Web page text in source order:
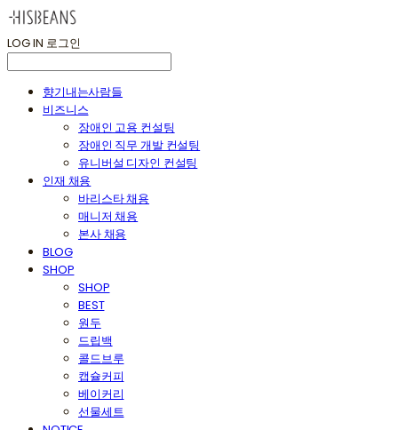
LOG IN 로그인
향기내는사람들
비즈니스
장애인 고용 컨설팅
장애인 직무 개발 컨설팅
유니버설 디자인 컨설팅
인재 채용
바리스타 채용
매니저 채용
본사 채용
BLOG
SHOP
SHOP
BEST
원두
드립백
콜드브루
캡슐커피
베이커리
선물세트